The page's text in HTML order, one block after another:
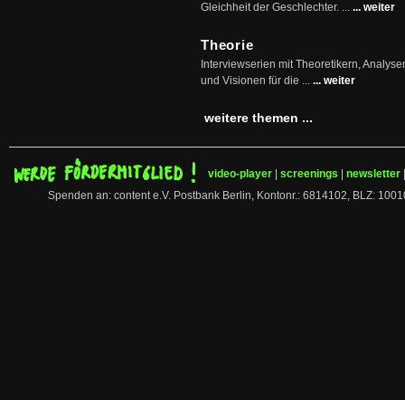
Gleichheit der Geschlechter. ... ... weiter
Theorie
Interviewserien mit Theoretikern,
und Visionen für die ... ... weiter
weitere themen ...
video-player screenings newsletter
Spenden an: content e.V. Postbank Berlin, Kontonr.: 6814102, BLZ: